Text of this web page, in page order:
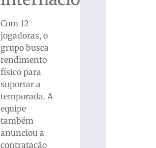
Com 12
jogadoras, o
grupo busca
rendimento
físico para
suportar a
temporada. A
equipe
também
anunciou a
contratação